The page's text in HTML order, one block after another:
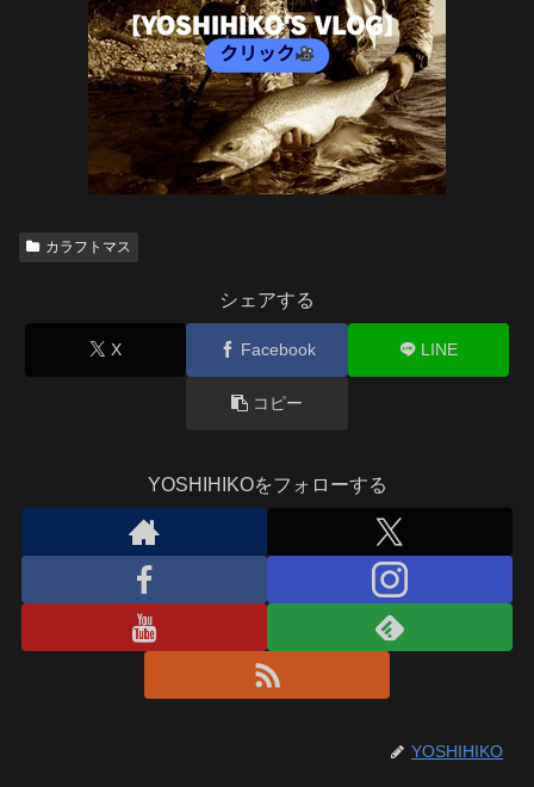
カラフトマス
シェアする
X Facebook LINE
コピー
YOSHIHIKOをフォローする
YOSHIHIKO